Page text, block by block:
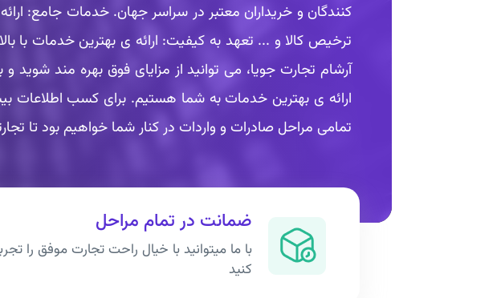
کنندگان و خریداران معتبر در سراسر جهان. خدمات جامع:
ترخیص کالا و ... تعهد به کیفیت: ارائه ی بهترین خدمات با
آرشام تجارت جویا، می توانید از مزایای فوق بهره مند شوید
ارائه ی بهترین خدمات به شما هستیم. برای کسب اطلاعات
تمامی مراحل صادرات و واردات در کنار شما خواهیم بود تا
ضمانت در تمام مراحل
با ما میتوانید با خیال راحت تجارت موفق را
کنید